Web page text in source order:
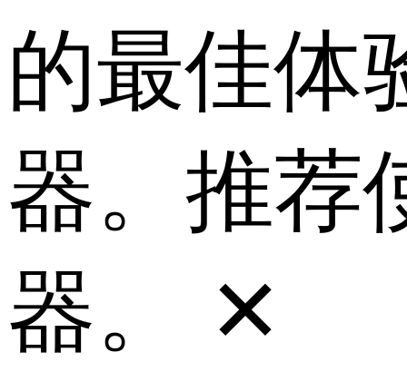
的最佳体
器。推荐
器。
✕